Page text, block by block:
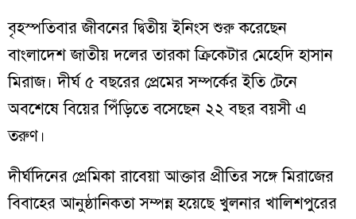
বৃহস্পতিবার জীবনের দ্বিতীয় ইনিংস শুরু করেছেন
বাংলাদেশ জাতীয় দলের তারকা ক্রিকেটার মেহেদি হাসান
মিরাজ। দীর্ঘ ৫ বছরের প্রেমের সম্পর্কের ইতি টেনে
অবশেষে বিয়ের পিঁড়িতে বসেছেন ২২ বছর বয়সী এ
তরুণ।
দীর্ঘদিনের প্রেমিকা রাবেয়া আক্তার প্রীতির সঙ্গে মিরাজের
বিবাহের আনুষ্ঠানিকতা সম্পন্ন হয়েছে খুলনার খালিশপুরের